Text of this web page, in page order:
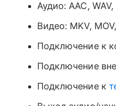
Аудио: AAC,
Видео: MKV,
Подключение к
Подключение
Подключение к